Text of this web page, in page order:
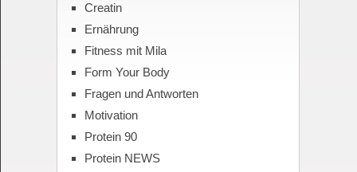
Creatin
Ernährung
Fitness mit Mila
Form Your Body
Fragen und Antworten
Motivation
Protein 90
Protein NEWS